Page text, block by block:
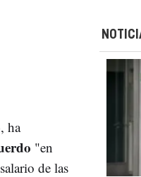
, ha
"en
de las